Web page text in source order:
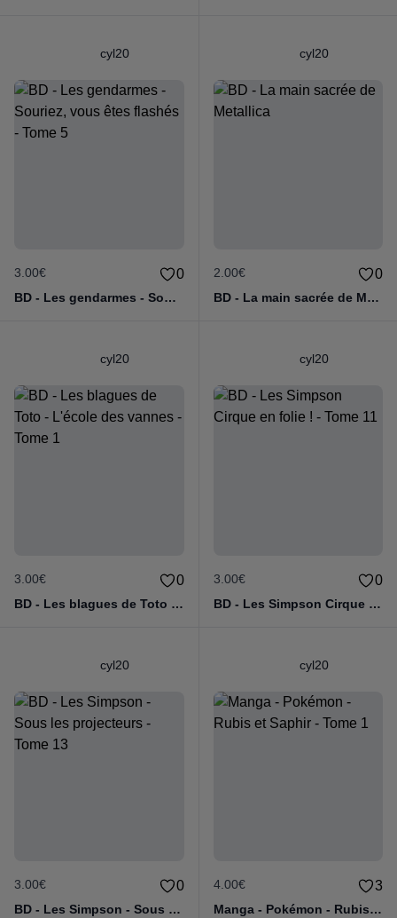
cyl20
3.00€ 0
BD - Les gendarmes - Souriez, vous êtes flashés - Tome 5
cyl20
2.00€ 0
BD - La main sacrée de Metallica
cyl20
3.00€ 0
BD - Les blagues de Toto - L'école des vannes - Tome 1
cyl20
3.00€ 0
BD - Les Simpson Cirque en folie ! - Tome 11
cyl20
3.00€ 0
BD - Les Simpson - Sous les projecteurs - Tome 13
cyl20
4.00€ 3
Manga - Pokémon - Rubis et Saphir - Tome 1